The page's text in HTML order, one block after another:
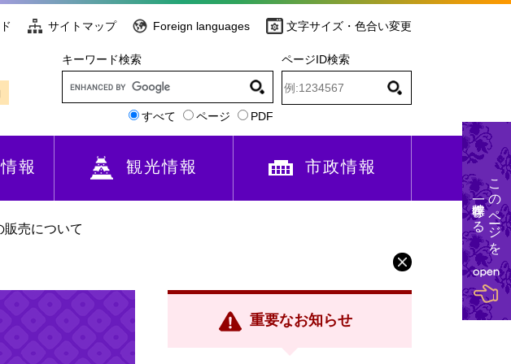
サイトマップ Foreign languages 文字サイズ・色合い変更
キーワード検索
すべて ページ PDF
ページID検索
報 観光情報 市政情報
販売について
重要なお知らせ
このページを
一時保存する